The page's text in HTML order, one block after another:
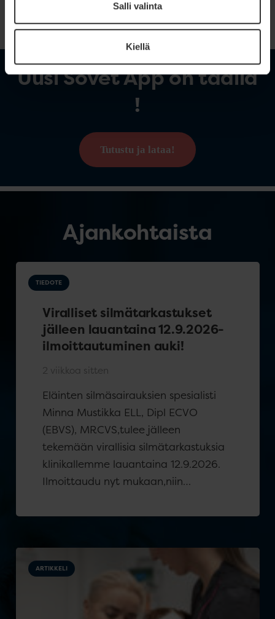
Salli valinta
Kiellä
Uusi Sovet App on täällä
!
Tutustu ja lataa!
Ajankohtaista
TIEDOTE
Viralliset silmätarkastukset
jälleen lauantaina 12.9.2026-
ilmoittautuminen auki!
2 viikkoa sitten
Eläinten silmäsairauksien spesialisti
Minna Mustikka ELL, Dipl ECVO
(EBVS), MRCVS,tulee jälleen
tekemään virallisia silmätarkastuksia
klinikallemme lauantaina 12.9.2026.
Ilmoittaudu nyt mukaan,niin…
ARTIKKELI